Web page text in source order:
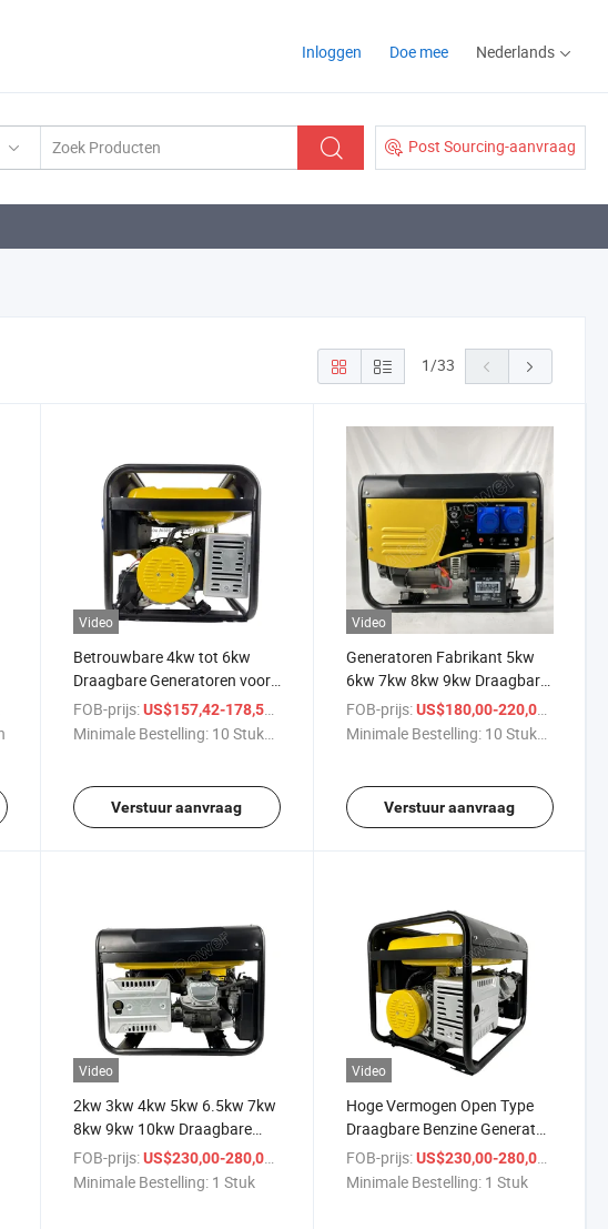
Inloggen Doe mee Nederlands
Post Sourcing-aanvraag
1/33
Video
Betrouwbare 4kw tot 6kw
Draagbare Generatoren voor
Buitenavonturen
FOB-prijs: US$157,42-178,53
Minimale Bestelling: 10 Stukken
Verstuur aanvraag
Video
Generatoren Fabrikant 5kw
6kw 7kw 8kw 9kw Draagbare
Benzine/Gas/Petrol
Generator
FOB-prijs: US$180,00-220,00
Minimale Bestelling: 10 Stukken
Verstuur aanvraag
Video
2kw 3kw 4kw 5kw 6.5kw 7kw
8kw 9kw 10kw Draagbare
Benzine Generator
FOB-prijs: US$230,00-280,00
Minimale Bestelling: 1 Stuk
Video
Hoge Vermogen Open Type
Draagbare Benzine Generator
194f 25HP
FOB-prijs: US$230,00-280,00
Minimale Bestelling: 1 Stuk